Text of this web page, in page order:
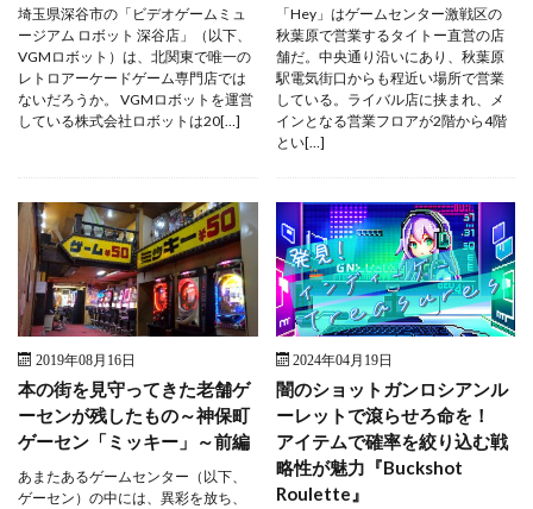
埼玉県深谷市の「ビデオゲームミュ
ージアム ロボット 深谷店」（以下、
VGMロボット）は、北関東で唯一の
レトロアーケードゲーム専門店では
ないだろうか。 VGMロボットを運営
している株式会社ロボットは20[…]
「Hey」はゲームセンター激戦区の
秋葉原で営業するタイトー直営の店
舗だ。中央通り沿いにあり、秋葉原
駅電気街口からも程近い場所で営業
している。ライバル店に挟まれ、メ
インとなる営業フロアが2階から4階
とい[…]
2019年08月16日
本の街を見守ってきた老舗ゲ
ーセンが残したもの～神保町
ゲーセン「ミッキー」～前編
あまたあるゲームセンター（以下、
ゲーセン）の中には、異彩を放ち、
2024年04月19日
闇のショットガンロシアンル
ーレットで滾らせろ命を！
アイテムで確率を絞り込む戦
略性が魅力『Buckshot
Roulette』